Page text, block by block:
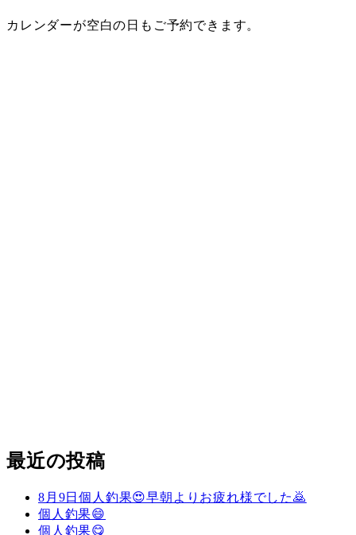
カレンダーが空白の日もご予約できます。
最近の投稿
8月9日個人釣果😍早朝よりお疲れ様でした🙇
個人釣果😄
個人釣果😋